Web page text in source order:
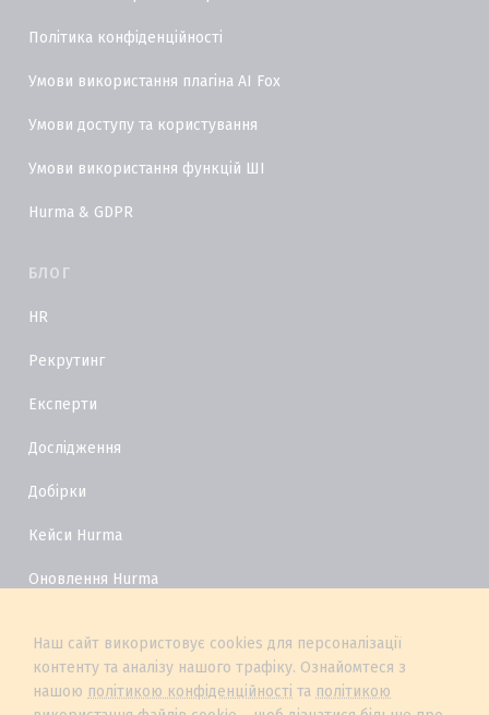
Політика конфіденційності
Умови використання плагіна AI Fox
Умови доступу та користування
Умови використання функцій ШІ
Hurma & GDPR
БЛОГ
HR
Рекрутинг
Експерти
Дослідження
Добірки
Кейси Hurma
Оновлення Hurma
Наш сайт використовує cookies для персоналізації
контенту та аналізу нашого трафіку. Ознайомтеся з
нашою політикою конфіденційності та політикою